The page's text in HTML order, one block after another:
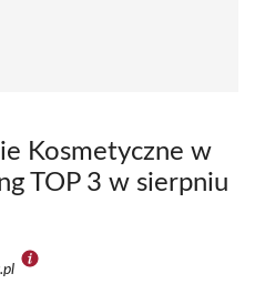
Kosmetyczne w
TOP 3 w sierpniu